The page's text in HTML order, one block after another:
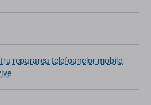
repararea telefoanelor mobile,